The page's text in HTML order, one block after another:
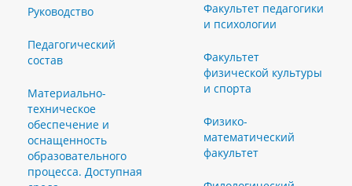
Руководство
Педагогический
состав
Материально-
техническое
обеспечение и
оснащенность
образовательного
процесса. Доступная
Факультет педагогики
и психологии
Факультет
физической культуры
и спорта
Физико-
математический
факультет